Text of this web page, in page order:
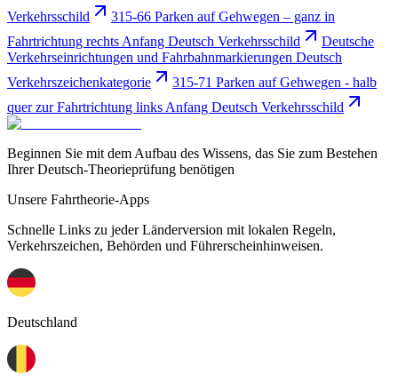
Verkehrsschild
315-66 Parken auf Gehwegen – ganz in
Fahrtrichtung rechts Anfang Deutsch Verkehrsschild
Deutsche
Verkehrseinrichtungen und Fahrbahnmarkierungen Deutsch
Verkehrszeichenkategorie
315-71 Parken auf Gehwegen - halb
quer zur Fahrtrichtung links Anfang Deutsch Verkehrsschild
Beginnen Sie mit dem Aufbau des Wissens, das Sie zum Bestehen
Ihrer Deutsch-Theorieprüfung benötigen
Unsere Fahrtheorie-Apps
Schnelle Links zu jeder Länderversion mit lokalen Regeln,
Verkehrszeichen, Behörden und Führerscheinhinweisen.
Deutschland